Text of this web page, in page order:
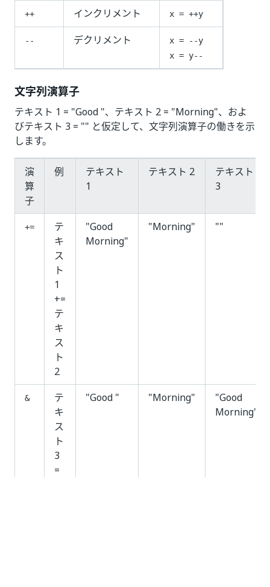
++ インクリメント x = ++y
-- デクリメント
x = --y
x = y--
文字列演算子
テキスト 1 = "Good "、テキスト 2 = "Morning"、およ
びテキスト 3 = "" と仮定して、文字列演算子の働きを示
します。
演
算
子
例
テキスト
1
テキスト 2
テキスト
3
+=
テ
キ
ス
ト
1
+=
テ
キ
ス
ト
2
"Good
Morning"
"Morning" ""
&
テ
キ
ス
ト
3
=
"Good " "Morning"
"Good
Morning"